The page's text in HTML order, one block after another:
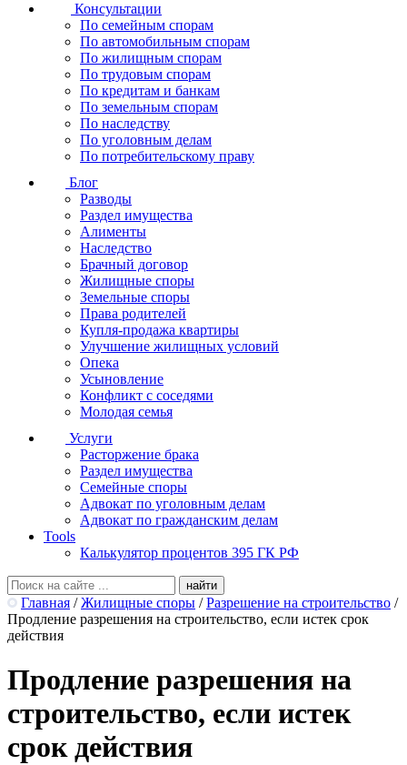
Консультации
По семейным спорам
По автомобильным спорам
По жилищным спорам
По трудовым спорам
По кредитам и банкам
По земельным спорам
По наследству
По уголовным делам
По потребительскому праву
Блог
Разводы
Раздел имущества
Алименты
Наследство
Брачный договор
Жилищные споры
Земельные споры
Права родителей
Купля-продажа квартиры
Улучшение жилищных условий
Опека
Усыновление
Конфликт с соседями
Молодая семья
Услуги
Расторжение брака
Раздел имущества
Семейные споры
Адвокат по уголовным делам
Адвокат по гражданским делам
Tools
Калькулятор процентов 395 ГК РФ
Главная / Жилищные споры / Разрешение на строительство /
Продление разрешения на строительство, если истек срок
действия
Продление разрешения на
строительство, если истек
срок действия